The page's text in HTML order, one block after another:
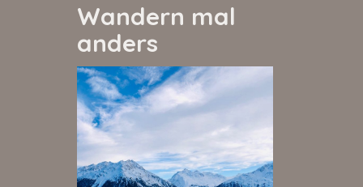
Wandern mal
anders